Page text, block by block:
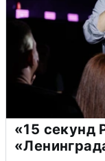
«15 секунд